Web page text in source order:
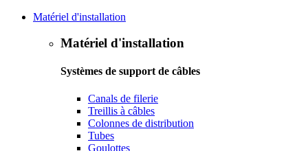
Matériel d'installation
Matériel d'installation
Systèmes de support de câbles
Canals de filerie
Treillis à câbles
Colonnes de distribution
Tubes
Goulottes